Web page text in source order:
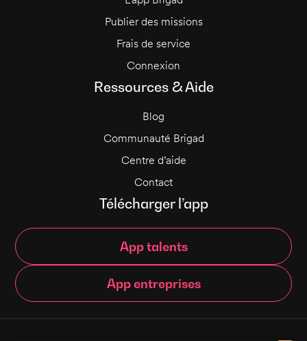
Publier des missions
Frais de service
Connexion
Ressources & Aide
Blog
Communauté Brigad
Centre d’aide
Contact
Télécharger l’app
App talents
App entreprises